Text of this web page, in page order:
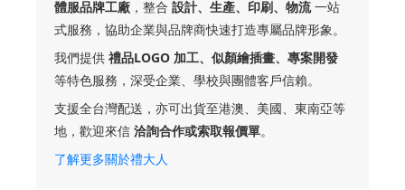
體服品牌工廠 ，整合 設計、生產、印刷、物流一站
式服務，協助企業與品牌商快速打造專屬品牌形象。
我們提供 禮品LOGO 加工、似顏繪插畫、專案開發
等特色服務，深受企業、學校與團體客戶信賴。
支援全台灣配送，亦可出貨至港澳、美國、東南亞等
地，歡迎來信 洽詢合作或索取報價單。
了解更多關於禮大人